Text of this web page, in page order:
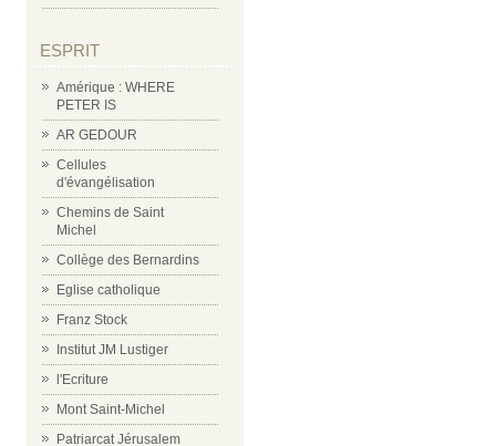
ESPRIT
Amérique : WHERE
PETER IS
AR GEDOUR
Cellules
d'évangélisation
Chemins de Saint
Michel
Collège des Bernardins
Eglise catholique
Franz Stock
Institut JM Lustiger
l'Ecriture
Mont Saint-Michel
Patriarcat Jérusalem